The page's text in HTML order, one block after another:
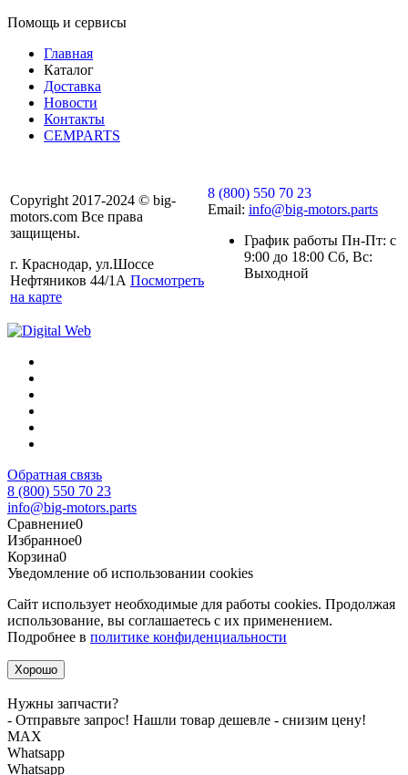
Помощь и сервисы
Главная
Каталог
Доставка
Новости
Контакты
CEMPARTS
Copyright 2017-2024 © big-
motors.com Все права
защищены.
г. Краснодар, ул.Шоссе
Нефтяников 44/1А Посмотреть
на карте
8 (800) 550 70 23
Email: info@big-motors.parts
График работы Пн-Пт: с
9:00 до 18:00 Сб, Вс:
Выходной
Обратная связь
8 (800) 550 70 23
info@big-motors.parts
Сравнение0
Избранное0
Корзина0
Уведомление об использовании cookies
Сайт использует необходимые для работы cookies. Продолжая
использование, вы соглашаетесь с их применением.
Подробнее в политике конфиденциальности
Хорошо
Нужны запчасти?
- Отправьте запрос! Нашли товар дешевле - снизим цену!
MАХ
Whatsapp
Whatsapp